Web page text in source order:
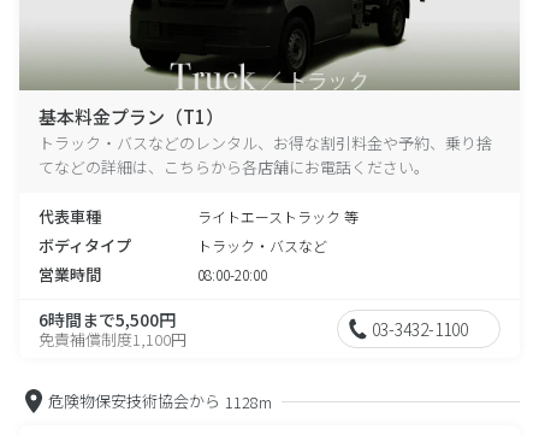
基本料金プラン（T1）
トラック・バスなどのレンタル、お得な割引料金や予約、乗り捨
てなどの詳細は、こちらから各店舗にお電話ください。
代表車種 ライトエーストラック 等
ボディタイプ トラック・バスなど
営業時間 08:00-20:00
6時間まで5,500円
免責補償制度1,100円 03-3432-1100
危険物保安技術協会から 1128m